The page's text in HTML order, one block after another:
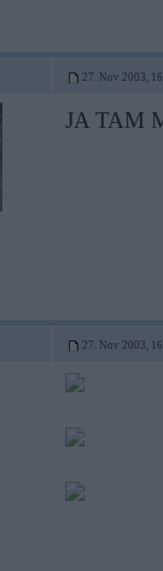
27. Nov 2003,
JA TAM
27. Nov 2003,